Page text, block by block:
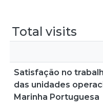
Total visits
Satisfação no
das unidades
Marinha Portuguesa